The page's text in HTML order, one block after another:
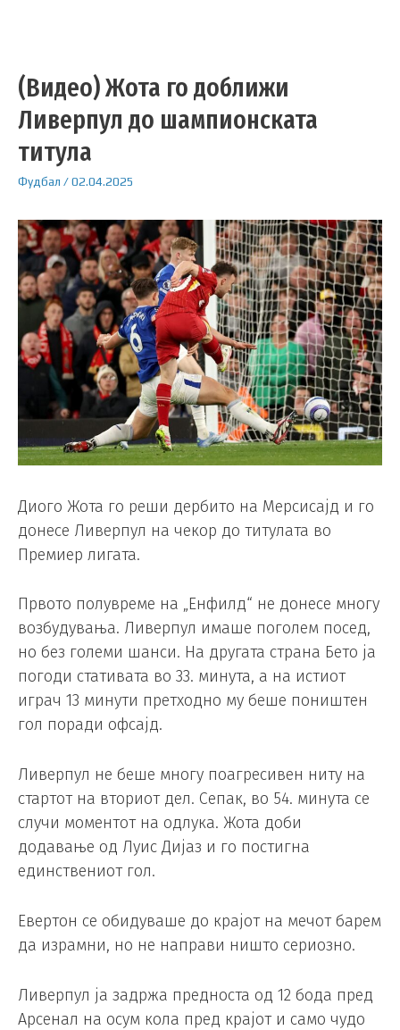
(Видео) Жота го доближи
Ливерпул до шампионската
титула
Фудбал /02.04.2025
Диого Жота го реши дербито на Мерсисајд и го
донесе Ливерпул на чекор до титулата во
Премиер лигата.
Првото полувреме на „Енфилд“ не донесе многу
возбудувања. Ливерпул имаше поголем посед,
но без големи шанси. На другата страна Бето ја
погоди стативата во 33. минута, а на истиот
играч 13 минути претходно му беше поништен
гол поради офсајд.
Ливерпул не беше многу поагресивен ниту на
стартот на вториот дел. Сепак, во 54. минута се
случи моментот на одлука. Жота доби
додавање од Луис Дијаз и го постигна
единствениот гол.
Евертон се обидуваше до крајот на мечот барем
да израмни, но не направи ништо сериозно.
Ливерпул ја задржа предноста од 12 бода пред
Арсенал на осум кола пред крајот и само чудо